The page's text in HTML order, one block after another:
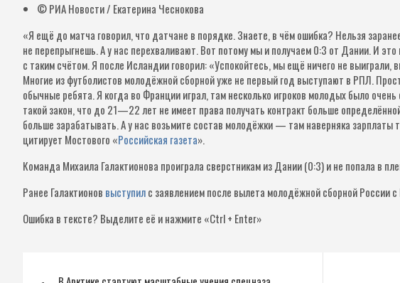
© РИА Новости / Екатерина Чеснокова
«Я ещё до матча говорил, что датчане в порядке. Знаете, в чём ошибка? Нельзя
не перепрыгнешь. А у нас перехваливают. Вот потому мы и получаем 0:3 от Дании. И
с таким счётом. Я после Исландии говорил: «Успокойтесь, мы ещё ничего не
Многие из футболистов молодёжной сборной уже не первый год выступают в РПЛ.
обычные ребята. Я когда во Франции играл, там несколько игроков молодых было
такой закон, что до 21—22 лет не имеет права получать контракт больше
больше зарабатывать. А у нас возьмите состав молодёжки — там наверняка
цитирует Мостового «Российская газета».
Команда Михаила Галактионова проиграла сверстникам из Дании (0:3) и не попала в
Ранее Галактионов выступилс заявлением после вылета молодёжной сборной России
Ошибка в тексте? Выделите её и нажмите «Ctrl + Enter»